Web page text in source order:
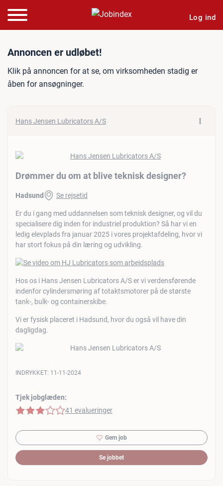
Log ind
Jobannonce: Drømmer
Annoncen er udløbet!
Klik på annoncen for at se, om virksomheden stadig er
åben for ansøgninger.
Hans Jensen Lubricators A/S
Drømmer du om at blive teknisk designer?
Hadsund Se rejsetid
Er du i gang med uddannelsen som teknisk designer, og vil du
specialisere dig inden for industriel produktion? Så har vi en
ledig elevplads fra januar 2025 i vores projektafdeling, hvor vi
har stort fokus på din læring og udvikling.
Hos os i Hans Jensen Lubricators A/S er vi verdensførende
indenfor cylindersmøring af totaktsmotorer på de største
tank-, bulk- og containerskibe.
Vi er fysisk placeret i Hadsund, hvor du også vil have din
dagligdag.
Tjek jobglæden:
3 af 5 stjerner
41 evalueringer
INDRYKKET: 11-11-2024
Gem job
Se jobbet